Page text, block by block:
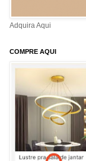
Adquira Aqui
COMPRE AQUI